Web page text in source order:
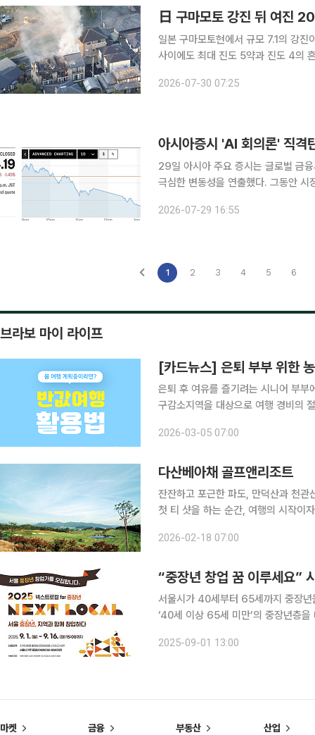
日 구마모토 강진 뒤 여진
일본 구마모토현에서 규모 7.1의 강
사이에도 최대 진도 5약과 진도 4의 흔들림을 동반
㎞로, 야쓰시로시와 히카와정에서
2026-07-30 07:25
아시아증시 'AI 회의론' 직
29일 아시아 주요 증시는 글로벌 금
극심한 변동성을 연출했다. 그동안
자본 지출 부담은 아시아 전역의 차익
2026-07-29 16:55
1 2 3 4 5 6
브라보 마이 라이프
[카드뉴스] 은퇴 부부 위한
은퇴 후 여유를 즐기려는 시니어 부
구감소지역을 대상으로 여행 경비의
사랑상품권으로 환급받을 수 있다. 개
2026-03-05 07:00
다산베아채 골프앤리조트
잔잔하고 포근한 파도, 만덕산과 천관
첫 티 샷을 하는 순간, 여행의 시작이
2018년 개장한 다산베아채 골프앤리
2026-02-18 07:00
“중장년 창업 꿈 이루세요”
서울시가 40세부터 65세까지 중장년을 위한
‘40세 이상 65세 미만’의 중장년층을
활용해 창업을 꿈꾸는 서울 거주 청년
2025-09-01 13:00
마켓 금융 부동산 산업